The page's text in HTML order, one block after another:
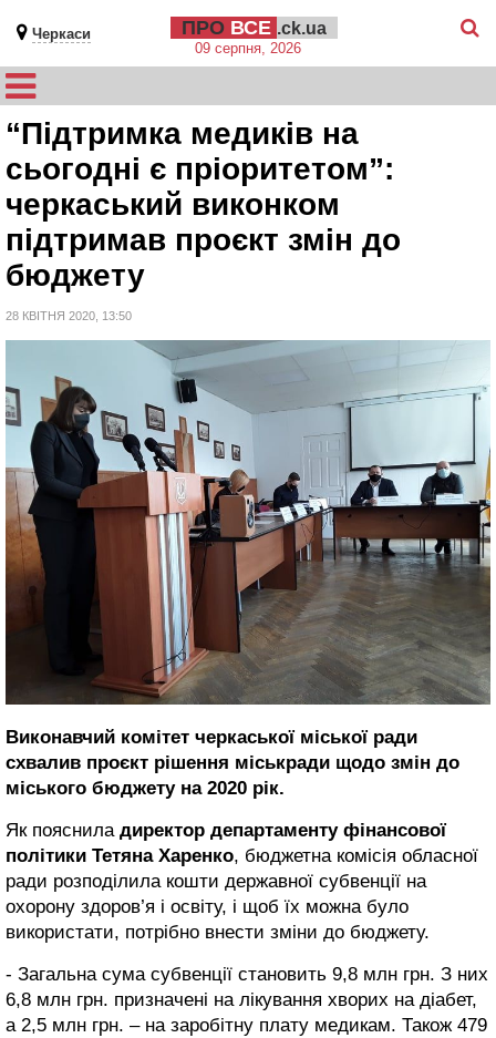
Черкаси ПРО ВСЕ .ck.ua
09 серпня, 2026
“Підтримка медиків на
сьогодні є пріоритетом”:
черкаський виконком
підтримав проєкт змін до
бюджету
28 КВІТНЯ 2020, 13:50
Виконавчий комітет черкаської міської ради
схвалив проєкт рішення міськради щодо змін до
міського бюджету на 2020 рік.
Як пояснила директор департаменту фінансової
політики Тетяна Харенко, бюджетна комісія обласної
ради розподілила кошти державної субвенції на
охорону здоров’я і освіту, і щоб їх можна було
використати, потрібно внести зміни до бюджету.
- Загальна сума субвенції становить 9,8 млн грн. З них
6,8 млн грн. призначені на лікування хворих на діабет,
а 2,5 млн грн. – на заробітну плату медикам. Також 479